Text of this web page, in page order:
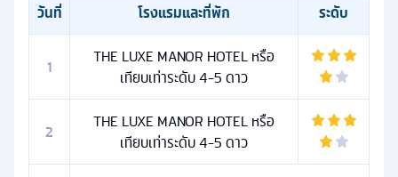
วันที่ โรงแรมและที่พัก ระดับ
1
THE LUXE MANOR HOTEL หรือ
เทียบเท่าระดับ 4-5 ดาว
2
THE LUXE MANOR HOTEL หรือ
เทียบเท่าระดับ 4-5 ดาว